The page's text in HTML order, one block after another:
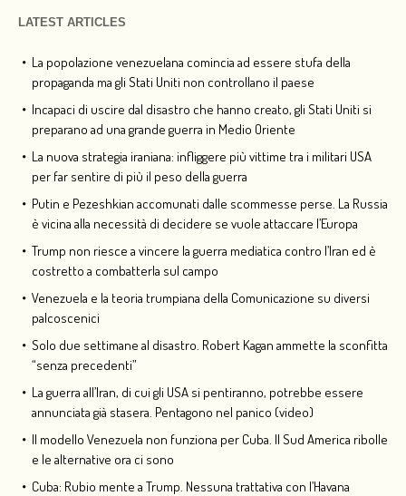
LATEST ARTICLES
La popolazione venezuelana comincia ad essere stufa della
propaganda ma gli Stati Uniti non controllano il paese
Incapaci di uscire dal disastro che hanno creato, gli Stati Uniti si
preparano ad una grande guerra in Medio Oriente
La nuova strategia iraniana: infliggere più vittime tra i militari USA
per far sentire di più il peso della guerra
Putin e Pezeshkian accomunati dalle scommesse perse. La Russia
è vicina alla necessità di decidere se vuole attaccare l’Europa
Trump non riesce a vincere la guerra mediatica contro l’Iran ed è
costretto a combatterla sul campo
Venezuela e la teoria trumpiana della Comunicazione su diversi
palcoscenici
Solo due settimane al disastro. Robert Kagan ammette la sconfitta
“senza precedenti”
La guerra all’Iran, di cui gli USA si pentiranno, potrebbe essere
annunciata già stasera. Pentagono nel panico (video)
Il modello Venezuela non funziona per Cuba. Il Sud America ribolle
e le alternative ora ci sono
Cuba: Rubio mente a Trump. Nessuna trattativa con l’Havana